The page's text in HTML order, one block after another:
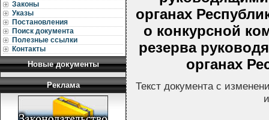
Законы
Указы
Постановления
Поиск документа
Полезные ссылки
Контакты
Новые документы
Реклама
органах
о конкурсной
резерва
органах
Текст документа с